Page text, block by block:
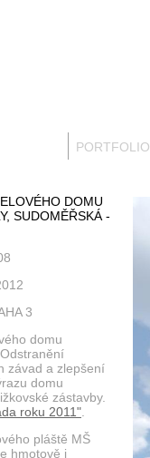
PORTFOLIO
DOMU
SUDOMĚŘSKÁ -
3
domu
závad a zlepšení
domu
zástavby.
roku 2011".
pláště MŠ
hmotově i